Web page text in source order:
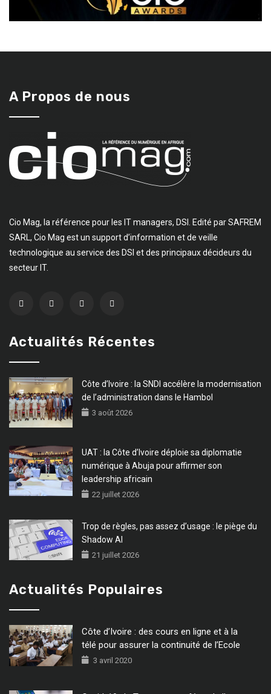
A Propos de nous
Cio Mag, la référence pour les IT managers, DSI. Edité par SAFREM
SARL, Cio Mag est un support d’information et de veille
technologique au service des DSI et des principaux décideurs du
secteur IT.
Actualités Récentes
Côte d’Ivoire : la SNDI accélère la modernisation
de l’administration dans le Hambol
3 août 2026
UAT : la Côte d’Ivoire déploie sa diplomatie
numérique à Abuja pour affirmer son
leadership africain
22 juillet 2026
Trop de règles, pas assez d’usage : le piège du
Shadow AI
21 juillet 2026
Actualités Populaires
Côte d’Ivoire : des cours en ligne et à la
télé pour assurer la continuité de l’Ecole
3 avril 2020